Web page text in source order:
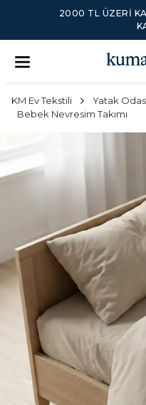
2000 TL ÜZERI
KM Ev Tekstili Yatak
Bebek Nevresim Takımı